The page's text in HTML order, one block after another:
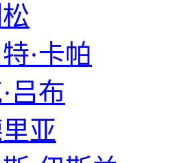
·卡帕
吕布
亚